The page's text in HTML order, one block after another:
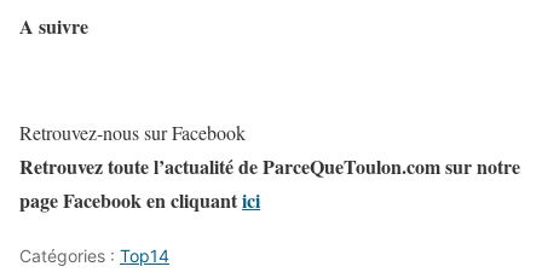
A suivre
Retrouvez-nous sur Facebook
Retrouvez toute l’actualité de ParceQueToulon.com sur notre
page Facebook en cliquantici
Catégories : Top14